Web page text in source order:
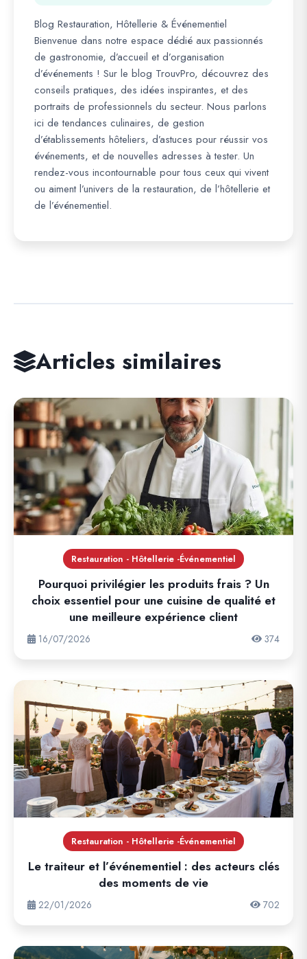
Blog Restauration, Hôtellerie & Événementiel
Bienvenue dans notre espace dédié aux passionnés
de gastronomie, d’accueil et d’organisation
d’événements ! Sur le blog TrouvPro, découvrez des
conseils pratiques, des idées inspirantes, et des
portraits de professionnels du secteur. Nous parlons
ici de tendances culinaires, de gestion
d’établissements hôteliers, d’astuces pour réussir vos
événements, et de nouvelles adresses à tester. Un
rendez-vous incontournable pour tous ceux qui vivent
ou aiment l’univers de la restauration, de l’hôtellerie et
de l’événementiel.
Articles similaires
Restauration - Hôtellerie -Événementiel
Pourquoi privilégier les produits frais ? Un
choix essentiel pour une cuisine de qualité et
une meilleure expérience client
16/07/2026 374
Restauration - Hôtellerie -Événementiel
Le traiteur et l’événementiel : des acteurs clés
des moments de vie
22/01/2026 702